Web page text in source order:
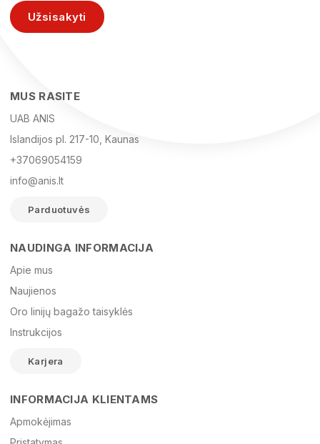
El. paštas
Žinutė
Užsisakyti
MUS RASITE
UAB ANIS
Islandijos pl. 217-10, Kaunas
+37069054159
info@anis.lt
Parduotuvės
NAUDINGA INFORMACIJA
Apie mus
Naujienos
Oro linijų bagažo taisyklės
Instrukcijos
Karjera
INFORMACIJA KLIENTAMS
Apmokėjimas